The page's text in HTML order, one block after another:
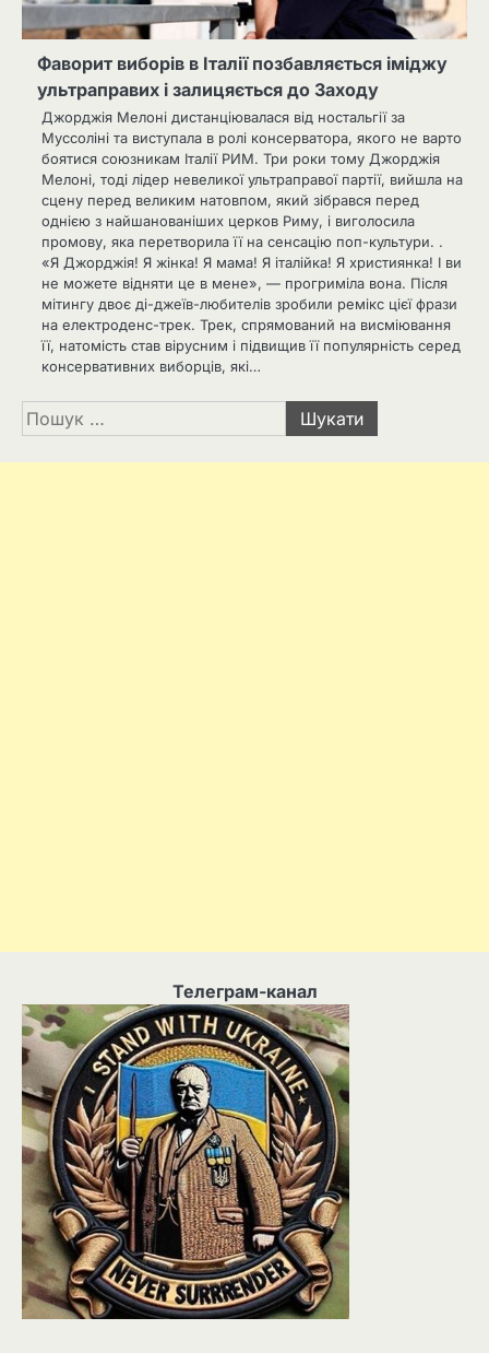
Фаворит виборів в Італії позбавляється іміджу
ультраправих i залицяється до Заходу
Джорджія Мелоні дистанціювалася від ностальгії за
Муссоліні та виступала в ролі консерватора, якого не варто
боятися союзникам Італії РИМ. Три роки тому Джорджія
Мелоні, тоді лідер невеликої ультраправої партії, вийшла на
сцену перед великим натовпом, який зібрався перед
однією з найшанованіших церков Риму, і виголосила
промову, яка перетворила її на сенсацію поп-культури. .
«Я Джорджія! Я жінка! Я мама! Я італійка! Я християнка! І ви
не можете відняти це в мене», — прогриміла вона. Після
мітингу двоє ді-джеїв-любителів зробили ремікс цієї фрази
на електроденс-трек. Трек, спрямований на висміювання
її, натомість став вірусним і підвищив її популярність серед
консервативних виборців, які…
Пошук:
Телеграм-канал